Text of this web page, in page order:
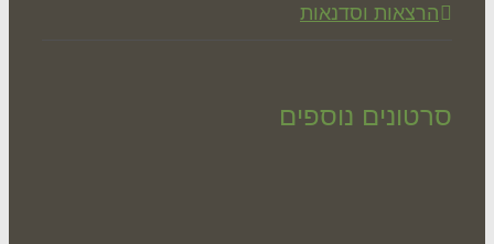
וסדנאות
נוספים